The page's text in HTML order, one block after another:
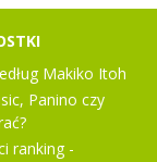
Makiko Itoh
Panino czy
ranking -